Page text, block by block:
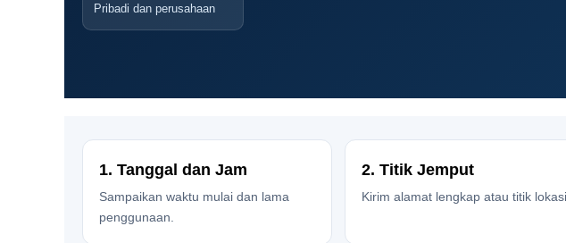
Pribadi dan perusahaan
1. Tanggal dan Jam
Sampaikan waktu mulai dan lama
penggunaan.
2. Titik Jemput
Kirim alamat lengkap atau titik lokasi.